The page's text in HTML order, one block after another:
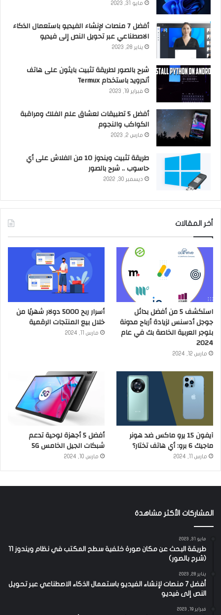
مايو 31, 2023
أفضل 7 منصات لإنشاء الفيديو باستعمال الذكاء
الاصطناعي عبر تحويل النص إلى فيديو
يناير 28, 2023
شرح بالصور لطريقة تثبيت بايثون على هاتف
أندرويد باستخدام Termux
فبراير 19, 2023
أفضل 5 تطبيقات لعشاق علم الفلك ومراقبة
الكواكب والنجوم
مارس 2, 2023
طريقة تثبيت ويندوز 10 من الفلاش على أي
حاسوب .. شرح بالصور
ديسمبر 30, 2022
أخر المقالات
استكشف 5 من أفضل بدائل
جوجل أدسنس لزيادة أرباح مدونة
بلوجر العربية الخاصة بك في عام
2024
مارس 12, 2024
أسرار ربح 5000 دولار شهريًا من
خلال بيع المنتجات الرقمية
مارس 11, 2024
آيفون 15 يرو ماكس ضد هونر
ماجيك 6 برو: أي هاتف تختار؟
مارس 11, 2024
أفضل 5 أجهزة لوحية تدعم
شبكات الجيل الخامس 5G
مارس 10, 2024
المشاركات الأكثر مشاهدة
مايو 31, 2023
طريقة البحث عن مكان صورة خلفية سطح المكتب في نظام ويندوز 11
(شرح بالصور)
يناير 28, 2023
أفضل 7 منصات لإنشاء الفيديو باستعمال الذكاء الاصطناعي عبر تحويل
النص إلى فيديو
فبراير 19, 2023